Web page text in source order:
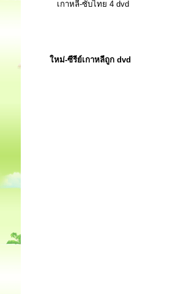
เกาหลี-ซับไทย 4 dvd
ใหม่-ซีรีย์เกาหลีถูก dvd